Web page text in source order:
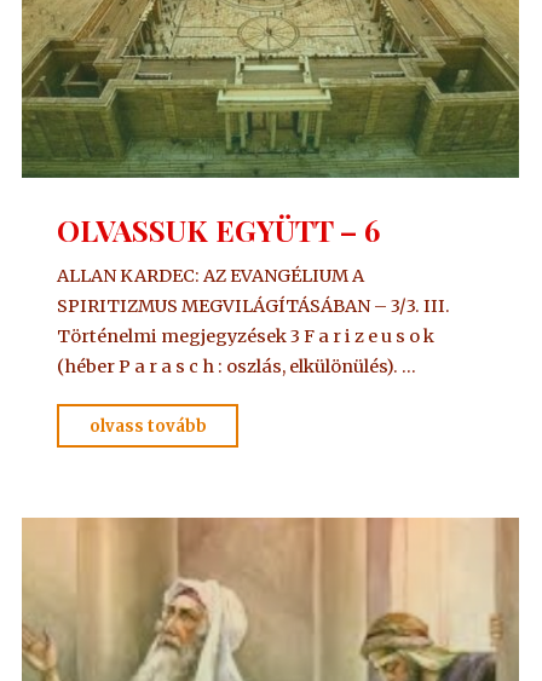
OLVASSUK EGYÜTT – 6
ALLAN KARDEC: AZ EVANGÉLIUM A
SPIRITIZMUS MEGVILÁGÍTÁSÁBAN – 3/3. III.
Történelmi megjegyzések 3 F a r i z e u s o k
(héber P a r a s c h : oszlás, elkülönülés). …
olvass tovább
EGYÜTT
6"